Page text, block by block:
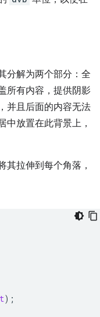
分解为两个部分：全
所有内容，提供阴影
并且后面的内容无法
中放置在此背景上，
其拉伸到每个角落，
);